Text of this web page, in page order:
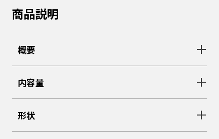
商品説明
概要
内容量
形状